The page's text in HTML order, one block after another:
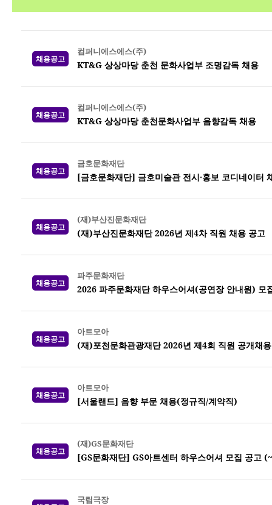
채용공고
컴퍼니에스에스(주)
KT&G 상상마당 춘천 문화사업부 조명감독 채용
채용공고
컴퍼니에스에스(주)
KT&G 상상마당 춘천문화사업부 음향감독 채용
채용공고
금호문화재단
[금호문화재단] 금호미술관 전시·홍보 코디네이터
채용공고
(재)부산진문화재단
(재)부산진문화재단 2026년 제4차 직원 채용 공고
채용공고
파주문화재단
2026 파주문화재단 하우스어셔(공연장 안내원) 모
채용공고
아트모아
(재)포천문화관광재단 2026년 제4회 직원 공개채
채용공고
아트모아
[서울랜드] 음향 부문 채용(정규직/계약직)
채용공고
(재)GS문화재단
[GS문화재단] GS아트센터 하우스어셔 모집 공고
국립극장